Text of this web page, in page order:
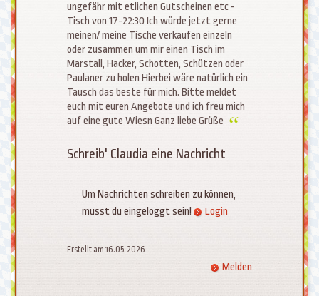
ungefähr mit etlichen Gutscheinen etc -
Tisch von 17-22:30 Ich würde jetzt gerne
meinen/ meine Tische verkaufen einzeln
oder zusammen um mir einen Tisch im
Marstall, Hacker, Schotten, Schützen oder
Paulaner zu holen Hierbei wäre natürlich ein
Tausch das beste für mich. Bitte meldet
euch mit euren Angebote und ich freu mich
auf eine gute Wiesn Ganz liebe Grüße
Schreib' Claudia eine Nachricht
Um Nachrichten schreiben zu können,
musst du eingeloggt sein!
Login
Erstellt am 16.05.2026
Melden